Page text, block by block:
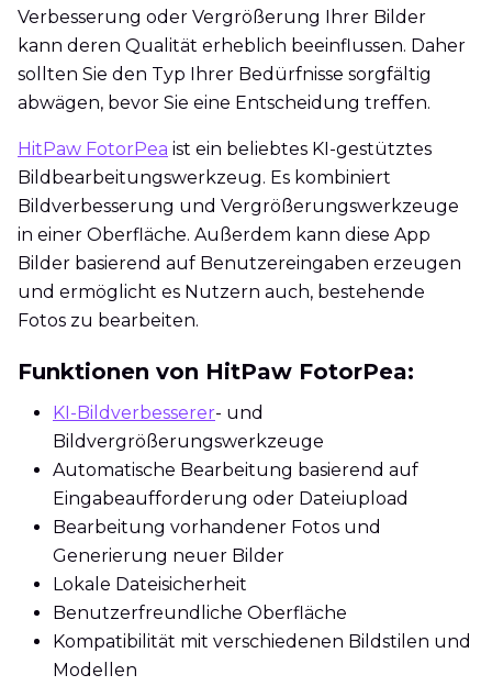
Verbesserung oder Vergrößerung Ihrer Bilder
kann deren Qualität erheblich beeinflussen. Daher
sollten Sie den Typ Ihrer Bedürfnisse sorgfältig
abwägen, bevor Sie eine Entscheidung treffen.
HitPaw FotorPea ist ein beliebtes KI-gestütztes
Bildbearbeitungswerkzeug. Es kombiniert
Bildverbesserung und Vergrößerungswerkzeuge
in einer Oberfläche. Außerdem kann diese App
Bilder basierend auf Benutzereingaben erzeugen
und ermöglicht es Nutzern auch, bestehende
Fotos zu bearbeiten.
Funktionen von HitPaw FotorPea:
KI-Bildverbesserer- und
Bildvergrößerungswerkzeuge
Automatische Bearbeitung basierend auf
Eingabeaufforderung oder Dateiupload
Bearbeitung vorhandener Fotos und
Generierung neuer Bilder
Lokale Dateisicherheit
Benutzerfreundliche Oberfläche
Kompatibilität mit verschiedenen Bildstilen und
Modellen